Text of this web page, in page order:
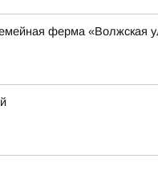
ферма «Волжская